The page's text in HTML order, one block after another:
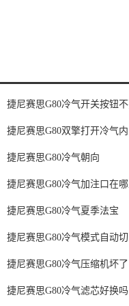
捷尼赛思G80冷气开关按钮
捷尼赛思G80冷气朝向
捷尼赛思G80冷气加注口在
捷尼赛思G80冷气夏季法宝
捷尼赛思G80冷气压缩机坏了
捷尼赛思G80冷气滤芯好换吗